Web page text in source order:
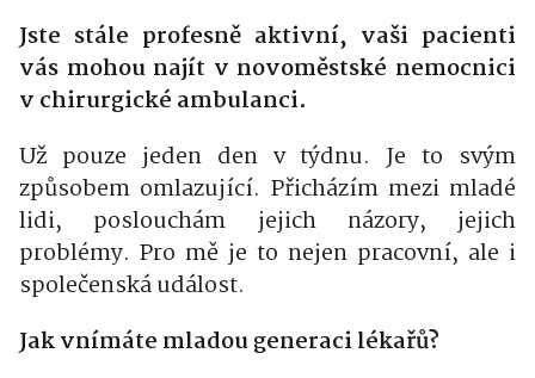
Jste stále profesně aktivní, vaši pacienti
vás mohou najít v novoměstské nemocnici
v chirurgické ambulanci.
Už pouze jeden den v týdnu. Je to svým
způsobem omlazující. Přicházím mezi mladé
lidi, poslouchám jejich názory, jejich
problémy. Pro mě je to nejen pracovní, ale i
společenská událost.
Jak vnímáte mladou generaci lékařů?